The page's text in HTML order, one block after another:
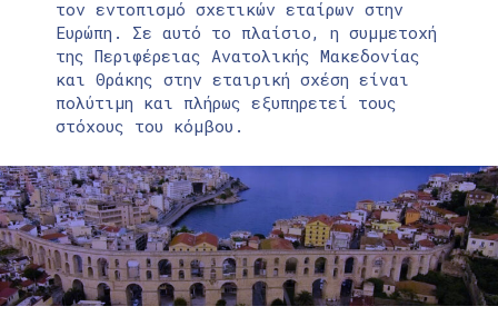
τον εντοπισμό σχετικών εταίρων στην
Ευρώπη. Σε αυτό το πλαίσιο, η συμμετοχή
της Περιφέρειας Ανατολικής Μακεδονίας
και Θράκης στην εταιρική σχέση είναι
πολύτιμη και πλήρως εξυπηρετεί τους
στόχους του κόμβου.